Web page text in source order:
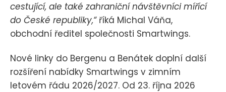
cestující, ale také zahraniční návštěvníci mířící
do České republiky,“ říká Michal Váňa,
obchodní ředitel společnosti Smartwings.
Nové linky do Bergenu a Benátek doplní další
rozšíření nabídky Smartwings v zimním
letovém řádu 2026/2027. Od 23. října 2026